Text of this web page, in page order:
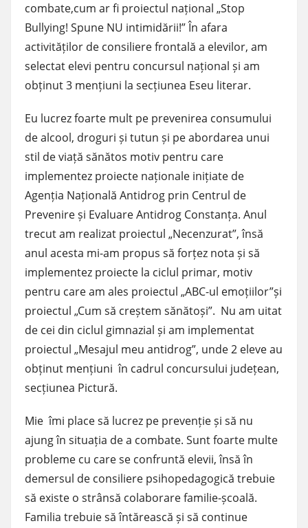
combate,cum ar fi proiectul național „Stop
Bullying! Spune NU intimidării!” În afara
activităților de consiliere frontală a elevilor, am
selectat elevi pentru concursul național și am
obținut 3 mențiuni la secțiunea Eseu literar.
Eu lucrez foarte mult pe prevenirea consumului
de alcool, droguri și tutun și pe abordarea unui
stil de viață sănătos motiv pentru care
implementez proiecte naționale inițiate de
Agenția Națională Antidrog prin Centrul de
Prevenire și Evaluare Antidrog Constanța. Anul
trecut am realizat proiectul „Necenzurat”, însă
anul acesta mi-am propus să forțez nota și să
implementez proiecte la ciclul primar, motiv
pentru care am ales proiectul „ABC-ul emoțiilor”și
proiectul „Cum să creștem sănătoși”. Nu am uitat
de cei din ciclul gimnazial și am implementat
proiectul „Mesajul meu antidrog”, unde 2 eleve au
obținut mențiuni în cadrul concursului județean,
secțiunea Pictură.
Mie îmi place să lucrez pe prevenție și să nu
ajung în situația de a combate. Sunt foarte multe
probleme cu care se confruntă elevii, însă în
demersul de consiliere psihopedagogică trebuie
să existe o strânsă colaborare familie-școală.
Familia trebuie să întărească și să continue